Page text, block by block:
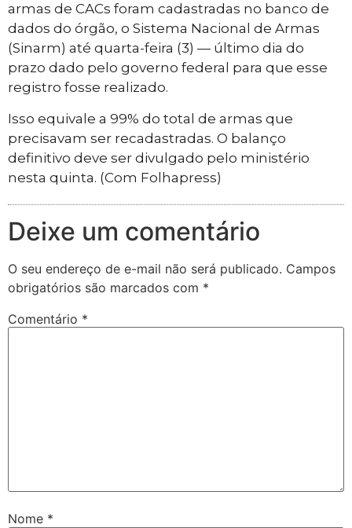
armas de CACs foram cadastradas no banco de
dados do órgão, o Sistema Nacional de Armas
(Sinarm) até quarta-feira (3) — último dia do
prazo dado pelo governo federal para que esse
registro fosse realizado.
Isso equivale a 99% do total de armas que
precisavam ser recadastradas. O balanço
definitivo deve ser divulgado pelo ministério
nesta quinta. (Com Folhapress)
Deixe um comentário
O seu endereço de e-mail não será publicado. Campos
obrigatórios são marcados com *
Comentário *
Nome *